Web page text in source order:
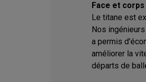
Face et
Le titane est
Nos
a permis
améliorer la
départs de